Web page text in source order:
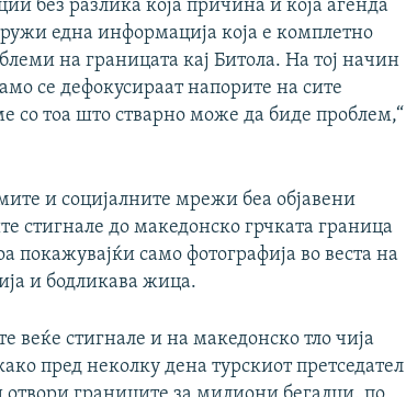
без разлика која причина и која агенда
една информација која е комплетно
на границата кај Битола. На тој начин
се дефокусираат напорите на сите
со тоа што стварно може да биде проблем,“
и социјалните мрежи беа објавени
стигнале до македонско грчката граница
покажувајќи само фотографија во веста на
и бодликава жица.
стигнале и на македонско тло чија
пред неколку дена турскиот претседател